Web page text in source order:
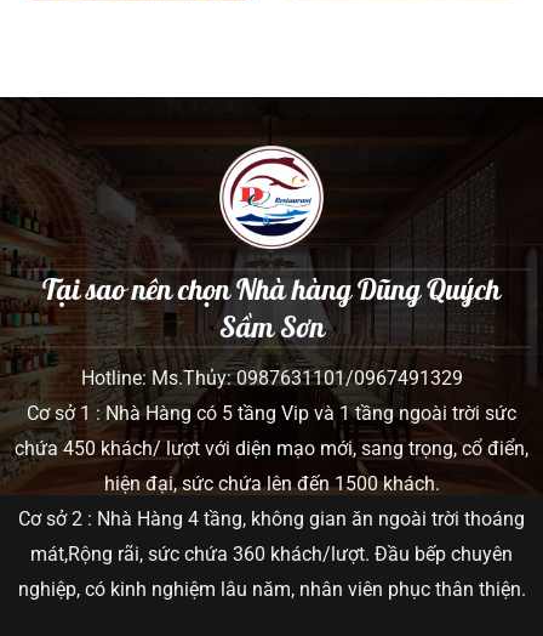
Tại sao nên chọn Nhà hàng Dũng Quých
Sầm Sơn
Hotline: Ms.Thủy: 0987631101/0967491329
Cơ sở 1 : Nhà Hàng có 5 tầng Vip và 1 tầng ngoài trời sức
chứa 450 khách/ lượt với diện mạo mới, sang trọng, cổ điển,
hiện đại, sức chứa lên đến 1500 khách.
Cơ sở 2 : Nhà Hàng 4 tầng, không gian ăn ngoài trời thoáng
mát,Rộng rãi, sức chứa 360 khách/lượt. Đầu bếp chuyên
nghiệp, có kinh nghiệm lâu năm, nhân viên phục thân thiện.